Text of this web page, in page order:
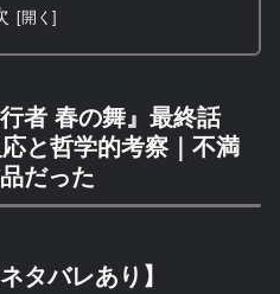
者 春の舞』最終話
と哲学的考察｜不満
だった
タバレあり】